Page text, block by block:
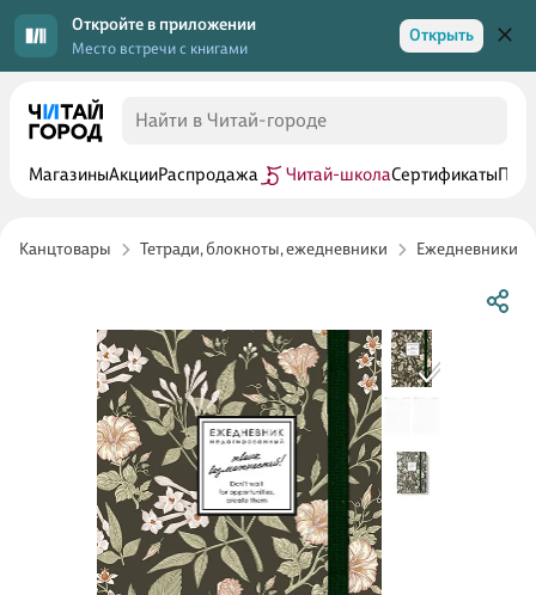
Откройте в приложении
Место встречи с книгами
Открыть
МагазиныАкцииРаспродажа Читай-школаСертификаты
Канцтовары Тетради, блокноты, ежедневники Ежедневники